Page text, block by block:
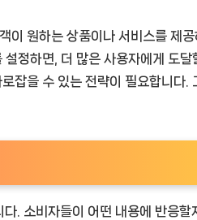
원하는 상품이나 서비스를 제공
정하면, 더 많은 사용자에게 도
잡을 수 있는 전략이 필요합니다.
. 소비자들이 어떤 내용에 반응할